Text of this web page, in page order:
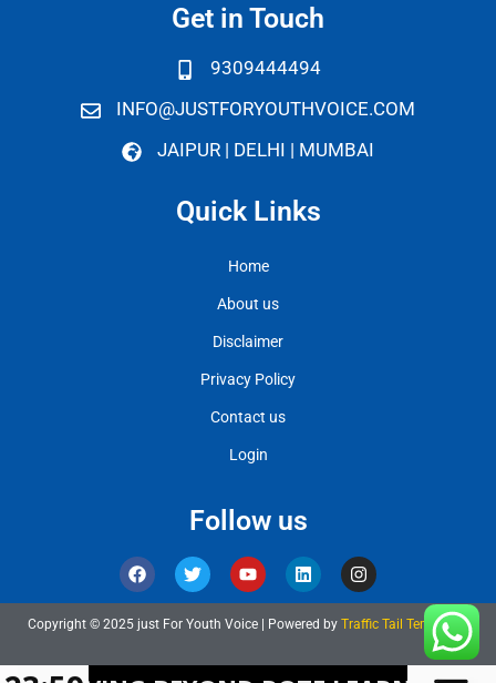
Get in Touch
9309444494
INFO@JUSTFORYOUTHVOICE.COM
JAIPUR | DELHI | MUMBAI
Quick Links
Home
About us
Disclaimer
Privacy Policy
Contact us
Login
Follow us
Copyright © 2025 just For Youth Voice | Powered by Traffic Tail Templates